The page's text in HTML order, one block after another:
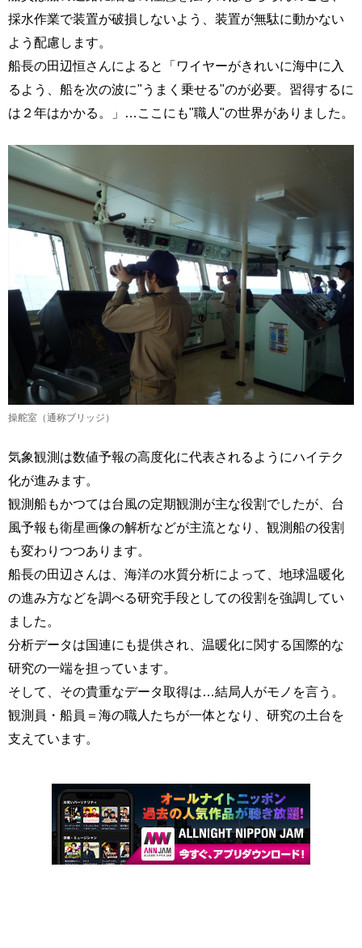
採水作業で装置が破損しないよう、装置が無駄に動かない
よう配慮します。
船長の田辺恒さんによると「ワイヤーがきれいに海中に入
るよう、船を次の波に"うまく乗せる"のが必要。習得するに
は２年はかかる。」…ここにも"職人"の世界がありました。
操舵室（通称ブリッジ）
気象観測は数値予報の高度化に代表されるようにハイテク
化が進みます。
観測船もかつては台風の定期観測が主な役割でしたが、台
風予報も衛星画像の解析などが主流となり、観測船の役割
も変わりつつあります。
船長の田辺さんは、海洋の水質分析によって、地球温暖化
の進み方などを調べる研究手段としての役割を強調してい
ました。
分析データは国連にも提供され、温暖化に関する国際的な
研究の一端を担っています。
そして、その貴重なデータ取得は…結局人がモノを言う。
観測員・船員＝海の職人たちが一体となり、研究の土台を
支えています。